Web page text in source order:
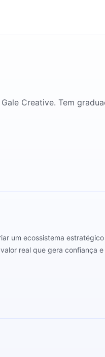
Creative. Tem
um ecossistema
real que gera confiança